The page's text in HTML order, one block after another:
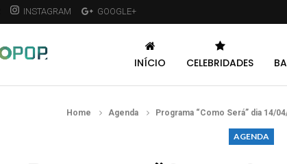
INSTAGRAM GOOGLE+
INÍCIO CELEBRIDADES
Home Agenda Programa “Como Será” dia 14/
AGENDA